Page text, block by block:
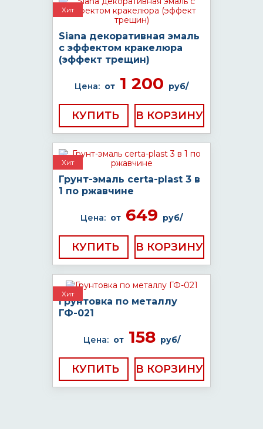
Хит
Siana декоративная эмаль
с эффектом кракелюра
(эффект трещин)
Цена: от 1 200 руб/
КУПИТЬ
Хит
Грунт-эмаль certa-plast 3 в
1 по ржавчине
Цена: от 649 руб/
КУПИТЬ
Хит
Грунтовка по металлу
ГФ-021
Цена: от158 руб/
КУПИТЬ